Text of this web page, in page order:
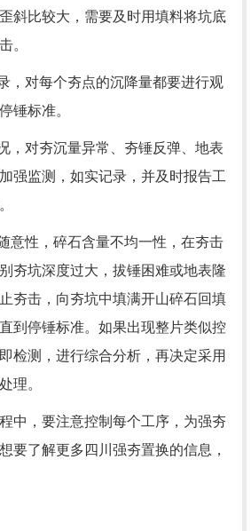
斜比较大，需要及时用填料将坑底
。
，对每个夯点的沉降量都要进行观
锤标准。
，对夯沉量异常、夯锤反弹、地表
强监测，如实记录，并及时报告工
意性，碎石含量不均一性，在夯击
夯坑深度过大，拔锤困难或地表隆
夯击，向夯坑中填满开山碎石回填
到停锤标准。如果出现整片类似控
检测，进行综合分析，再决定采用
理。
中，要注意控制每个工序，为强夯
要了解更多四川强夯置换的信息，